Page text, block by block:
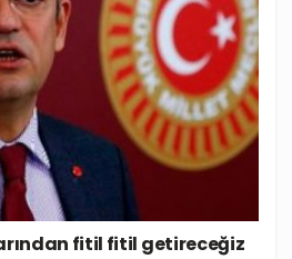
fitil fitil getireceğiz